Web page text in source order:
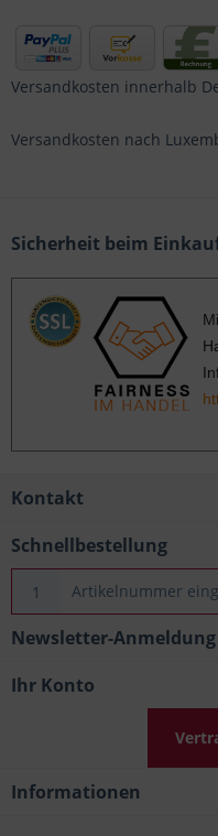
Versandkosten innerhalb
Versandkosten nach
Sicherheit beim
Kontakt
Schnellbestellung
Newsletter-Anmeldung
Ihr Konto
Informationen